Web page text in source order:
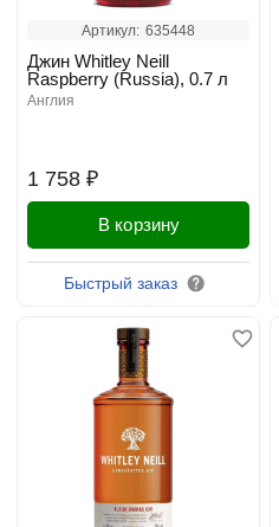
Артикул: 635448
1 758 ₽
Джин Whitley Neill
Raspberry (Russia), 0.7 л
англия
В корзину
Быстрый заказ